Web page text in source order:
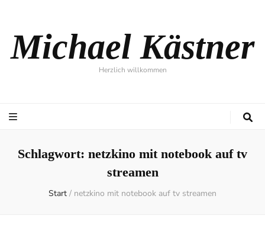
Michael Kästner
Herzlich willkommen
Schlagwort: netzkino mit notebook auf tv
streamen
Start / netzkino mit notebook auf tv streamen